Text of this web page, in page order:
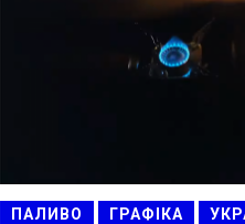
ПАЛИВО ГРАФІКА